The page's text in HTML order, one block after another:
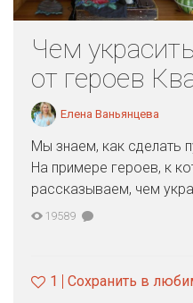
Чем
от героев
Елена Ваньянцева
Мы знаем, как сделать
На примере героев, к
рассказываем, чем
19589
1 Сохранить в